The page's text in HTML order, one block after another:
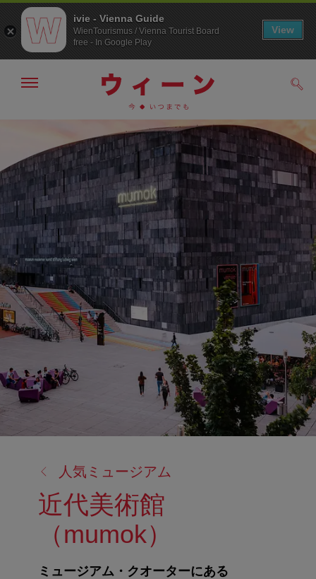
ー
へ
ー
ジ
ト
へ
メ
表
示・
非
人気ミュージアム
近代美術館
（mumok）
ミュージアム・クオーターにある
ivie - Vienna Guide
WienTourismus / Vienna Tourist Board
free - In Google Play
View